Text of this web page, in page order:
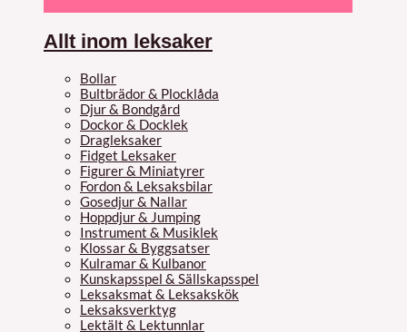
Allt inom leksaker
Bollar
Bultbrädor & Plocklåda
Djur & Bondgård
Dockor & Docklek
Dragleksaker
Fidget Leksaker
Figurer & Miniatyrer
Fordon & Leksaksbilar
Gosedjur & Nallar
Hoppdjur & Jumping
Instrument & Musiklek
Klossar & Byggsatser
Kulramar & Kulbanor
Kunskapsspel & Sällskapsspel
Leksaksmat & Leksakskök
Leksaksverktyg
Lektält & Lektunnlar